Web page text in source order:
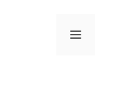
Menu